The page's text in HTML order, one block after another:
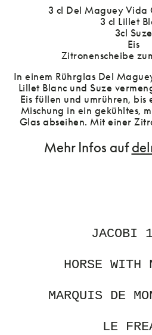
3 cl Del Maguey Vida
3 cl Lillet
3cl Suze
Eis
Zitronenscheibe
In einem Rührglas Del
Lillet Blanc und Suze
Eis füllen und umrühren, bis
Mischung in ein gekühltes,
Glas abseihen. Mit einer
Mehr Infos auf
JACOBI
HORSE WITH
MARQUIS DE
LE